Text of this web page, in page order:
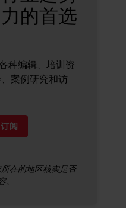
的首选
种编辑、培训资
案例研究和访
订阅
在的地区核实是否